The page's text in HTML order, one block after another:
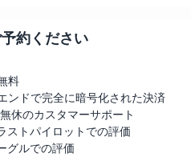
約ください
料
ンドで完全に暗号化された決済
休のカスタマーサポート
ストパイロットでの評価
グルでの評価